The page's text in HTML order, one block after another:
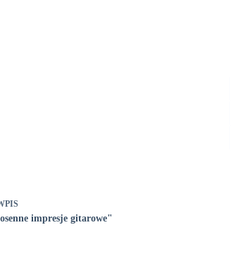
impresje gitarowe"